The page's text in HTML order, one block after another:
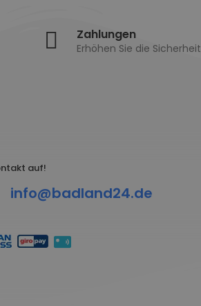
Zahlungen
Erhöhen Sie die Sicherheit
auf!
info@badland24.de